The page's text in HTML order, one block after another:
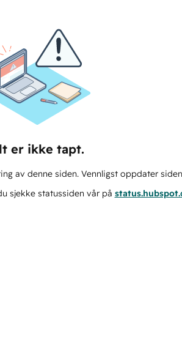
er ikke tapt.
av denne siden. Vennligst oppdater
sjekke statussiden vår på